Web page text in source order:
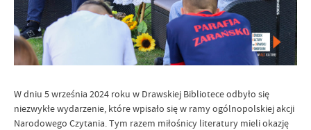
W dniu 5 września 2024 roku w Drawskiej Bibliotece odbyło się
niezwykłe wydarzenie, które wpisało się w ramy ogólnopolskiej akcji
Narodowego Czytania. Tym razem miłośnicy literatury mieli okazję